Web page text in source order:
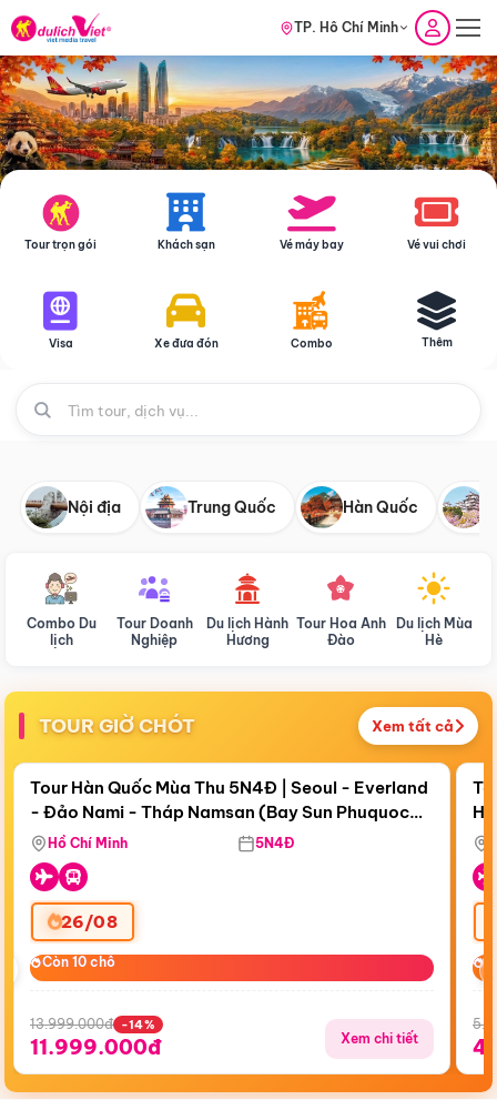
TP. Hồ Chí Minh
Tour trọn gói Khách sạn Vé máy bay Vé vui chơi
Visa Xe đưa đón Combo Thêm
Nội địa Trung Quốc Hàn Quốc
Combo Du
lịch
Tour Doanh
Nghiệp
Du lịch Hành
Hương
Tour Hoa Anh
Đào
Du lịch Mùa
Hè
TOUR GIỜ CHÓT Xem tất cả
Còn18 ngày 08:23:16
Bay Sun Phuquoc Airways
Điểm nổi bật
Tour Hàn Quốc Mùa Thu 5N4Đ | Seoul - Everland
- Đảo Nami - Tháp Namsan (Bay Sun Phuquoc
Airways)
Hồ Chí Minh 5N4Đ
26/08
Còn 10 chỗ
Còn 10 chỗ
13.999.000đ -14%
11.999.000đ Xem chi tiết